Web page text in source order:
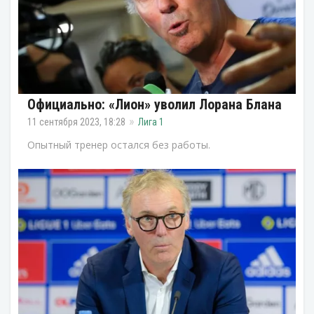
Официально: «Лион» уволил Лорана Блана
11 сентября 2023, 18:28 Лига 1
Опытный тренер остался без работы.